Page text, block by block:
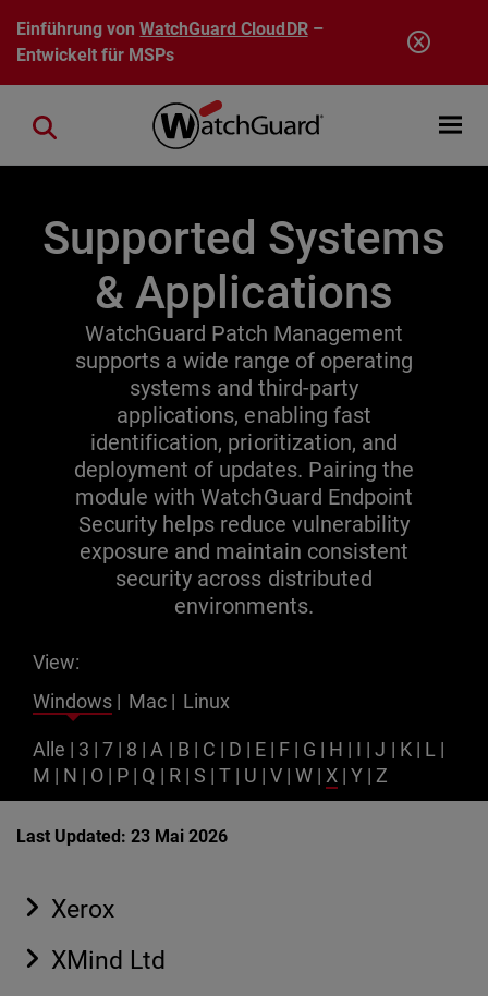
Direkt zum Inhalt
Einführung vonWatchGuard CloudDR–
Entwickelt für MSPs
Open
Close search
Supported Systems
& Applications
WatchGuard Patch Management
supports a wide range of operating
systems and third-party
applications, enabling fast
identification, prioritization, and
deployment of updates. Pairing the
module with WatchGuard Endpoint
Security helps reduce vulnerability
exposure and maintain consistent
security across distributed
environments.
View:
Windows | Mac | Linux
Alle | 3 |7 | 8 | A | B | C | D | E | F | G | H | I |J | K | L |
M | N | O | P | Q | R | S | T | U | V |W | X |Y | Z
Last Updated: 23 Mai 2026
Xerox
XMind Ltd